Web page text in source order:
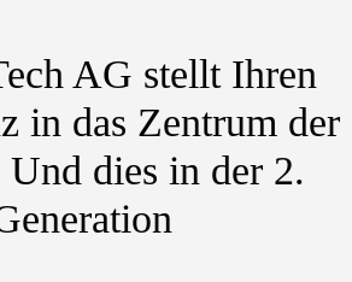
AG stellt Ihren
in das Zentrum der
Und dies in der 2.